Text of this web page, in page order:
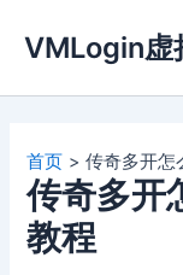
容
VMLogin虚
首页 传奇多开怎
传奇多开
教程